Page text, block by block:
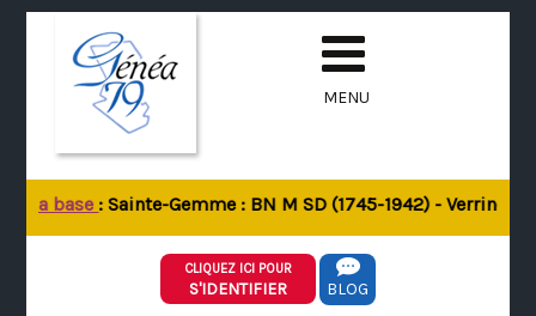
MENU
la base: Sainte-Gemme : BN M SD (1745-1942) - Verrines-
CLIQUEZ ICI POUR
S'IDENTIFIER BLOG